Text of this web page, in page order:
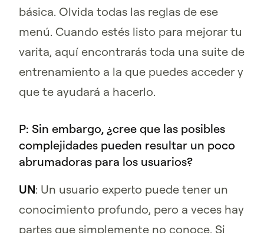
básica. Olvida todas las reglas de ese
menú. Cuando estés listo para mejorar tu
varita, aquí encontrarás toda una suite de
entrenamiento a la que puedes acceder y
que te ayudará a hacerlo.
P: Sin embargo, ¿cree que las posibles
complejidades pueden resultar un poco
abrumadoras para los usuarios?
UN: Un usuario experto puede tener un
conocimiento profundo, pero a veces hay
partes que simplemente no conoce. Si